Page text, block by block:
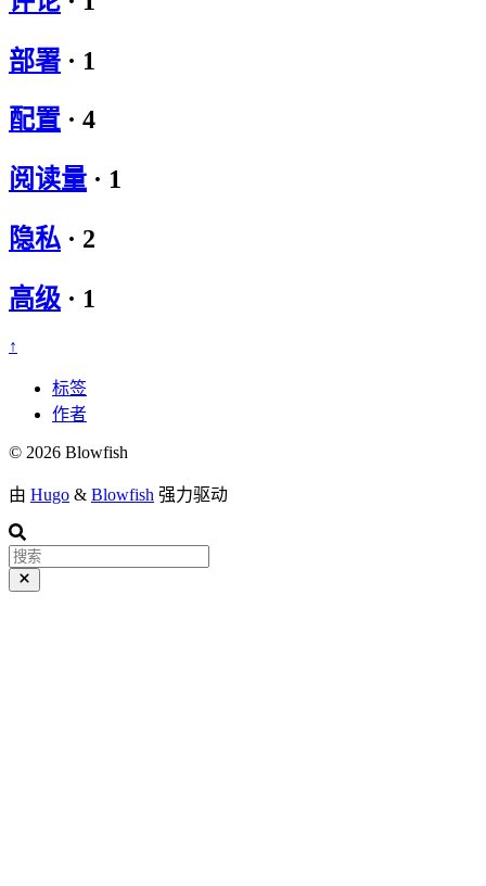
部署 · 1
配置 · 4
阅读量 · 1
隐私 · 2
高级 · 1
↑
标签
作者
© 2026 Blowfish
由 Hugo & Blowfish 强力驱动